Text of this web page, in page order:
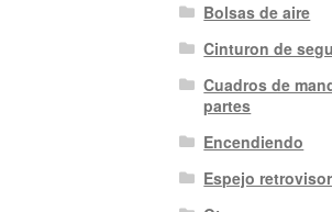
Bolsas de aire
Cinturon de
Cuadros de
partes
Encendiendo
Espejo retrovisor